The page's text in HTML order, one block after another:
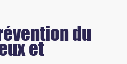
du
et